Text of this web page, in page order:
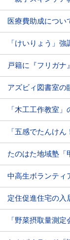
医療費助成につい
「けいりょう」
アズビィ図書室の
「木工工作教室
中高生ボランティ
定住促進住宅の入
「野菜摂取量測